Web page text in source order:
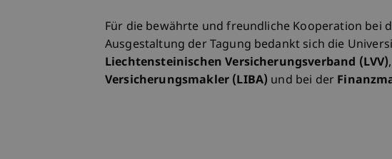
Für die bewährte und freundliche Kooperation bei
Ausgestaltung der Tagung bedankt sich die
Liechtensteinischen Versicherungsverband (LVV)
Versicherungsmakler (LIBA) und bei der